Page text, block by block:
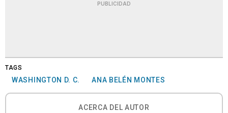
PUBLICIDAD
TAGS
WASHINGTON D. C. ANA BELÉN MONTES
ACERCA DEL AUTOR